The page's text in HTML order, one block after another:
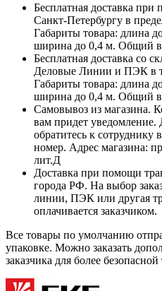
Бесплатная доставка при
Санкт-Петербургу в
Габариты товара: длина
ширина до 0,4 м. Общий
Бесплатная доставка со
Деловые Линии и ПЭК в
Габариты товара: длина
ширина до 0,4 м. Общий
Самовывоз из магазина.
вам придет уведомление.
обратитесь к сотруднику
номер. Адрес магазина:
лит.Д
Доставка при помощи
города РФ. На выбор
линии, ПЭК или другая
оплачивается заказчиком.
Все товары по умолчанию
упаковке. Можно заказать
заказчика для более